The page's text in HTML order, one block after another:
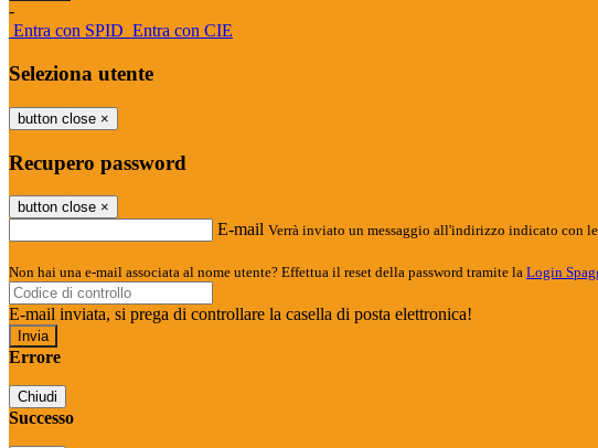
-
Entra con SPID Entra con CIE
Seleziona utente
button close ×
Recupero password
button close ×
E-mail Verrà inviato un messaggio all'indirizzo indicato con
Non hai una e-mail associata al nome utente? Effettua il reset della password tramite la Login
E-mail inviata, si prega di controllare la casella di posta elettronica!
Errore
Chiudi
Successo